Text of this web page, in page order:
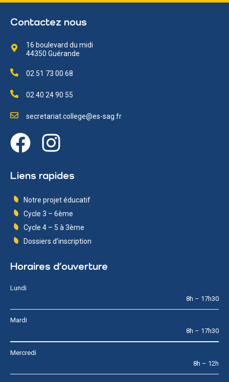
Contactez nous
16 boulevard du midi
44350 Guérande
02 51 73 00 68
02 40 24 90 55
secretariat.college@es-sag.fr
Liens rapides
Notre projet éducatif
Cycle 3 – 6ème
Cycle 4 – 5 à 3ème
Dossiers d’inscription
Horaires d’ouverture
Lundi
8h – 17h30
Mardi
8h – 17h30
Mercredi
8h – 12h